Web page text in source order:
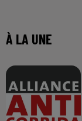
À LA UNE